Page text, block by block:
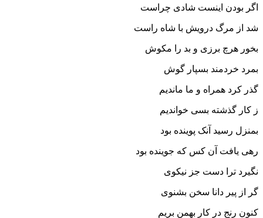
اگر بودن اینست شادى چراست
شد از مرگ درویش با شاه راست‏
بخور هرچ برزى و بد را مکوش
بمرد خردمند بسپار گوش‏
گذر کرد همراه و ما ماندیم
ز کار گذشته بسى خواندیم‏
بمنزل رسید آنک پوینده بود
رهى یافت آن کس که جوینده بود
نگیرد ترا دست جز نیکوى
گر از پیر دانا سخن بشنوى‏
کنون رنج در کار بهمن بریم